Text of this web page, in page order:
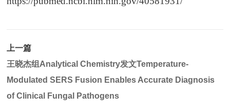
上一篇
王晓杰组Analytical Chemistry发文Temperature-
Modulated SERS Fusion Enables Accurate Diagnosis
of Clinical Fungal Pathogens